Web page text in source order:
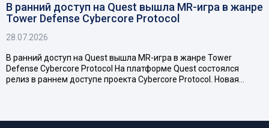
В ранний доступ на Quest вышла MR-игра в жанре
Tower Defense Cybercore Protocol
28.07.2026
В ранний доступ на Quest вышла MR-игра в жанре Tower
Defense Cybercore Protocol На платформе Quest состоялся
релиз в раннем доступе проекта Cybercore Protocol. Новая…